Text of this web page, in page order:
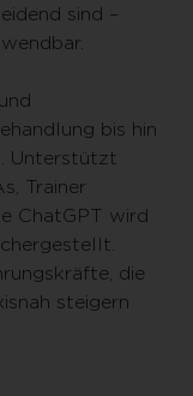
sind –
bis hin
Unterstützt
Trainer
ChatGPT wird
die
steigern